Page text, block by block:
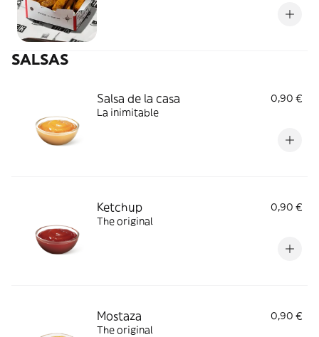
SALSAS
Salsa de la casa
0,90 €
La inimitable
Ketchup
0,90 €
The original
Mostaza
0,90 €
The original